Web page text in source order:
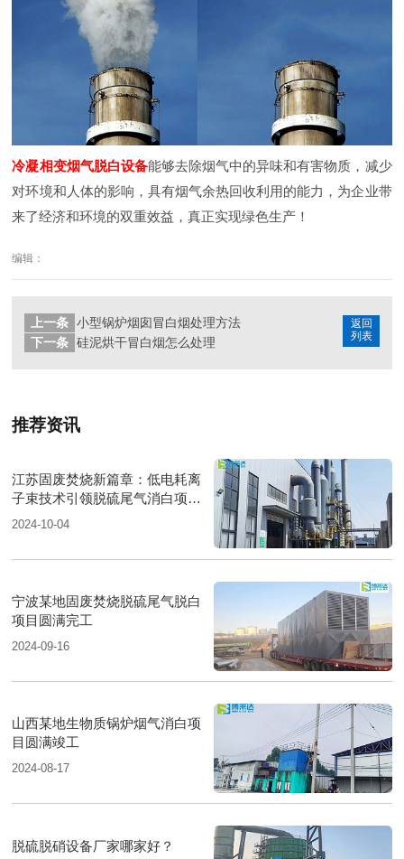
冷凝相变烟气脱白设备能够去除烟气中的异味和有害物质，减少
对环境和人体的影响，具有烟气余热回收利用的能力，为企业带
来了经济和环境的双重效益，真正实现绿色生产！
编辑：
返回
列表
上一条 小型锅炉烟囱冒白烟处理方法
下一条 硅泥烘干冒白烟怎么处理
推荐资讯
江苏固废焚烧新篇章：低电耗离
子束技术引领脱硫尾气消白项目
圆满落成
2024-10-04
宁波某地固废焚烧脱硫尾气脱白
项目圆满完工
2024-09-16
山西某地生物质锅炉烟气消白项
目圆满竣工
2024-08-17
脱硫脱硝设备厂家哪家好？